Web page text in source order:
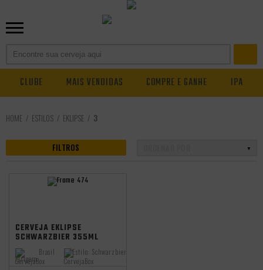
CLUBE MAIS VENDIDAS COMPRE E GANHE IPA
ESTILOS EKLIPSE 3
FILTROS
CERVEJA EKLIPSE
SCHWARZBIER 355ML
Origem:
Brasil Estilo: Schwarzbier